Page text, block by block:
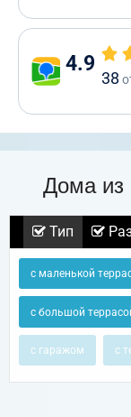
4.9
38
Дома из
Тип
с маленькой
с большой
с гаражом с